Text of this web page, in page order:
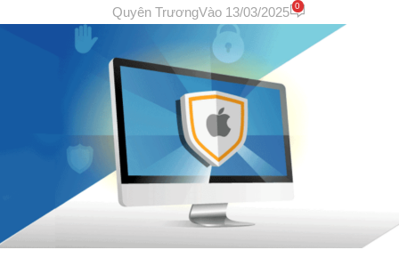
Quyên TrươngVào 13/03/2025 0